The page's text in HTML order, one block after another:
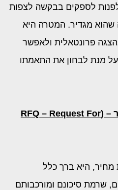
לפנות לספקים בבקשה לצפות
שהוא מגדיר. המטרה היא
פרונטאלית ולאפשר
מנת לבחון את התאמתו
– (
RFQ – Request For
היא ברך כלל
שרמת סיכונם ומורכבותם